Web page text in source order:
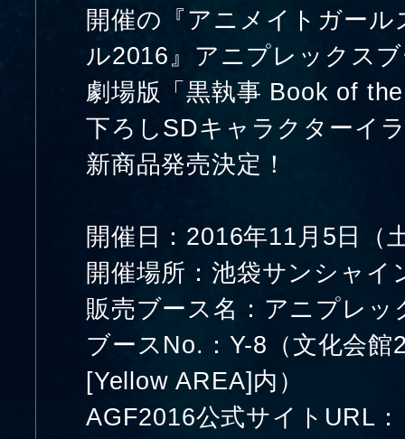
開催の『アニメイトガー
ル2016』アニプレックス
劇場版「黒執事 Book of
下ろしSDキャラクターイ
新商品発売決定！
開催日：2016年11月5日（
開催場所：池袋サンシャイ
販売ブース名：アニプレッ
ブースNo.：Y-8（文化会館
[Yellow AREA]内）
AGF2016公式サイトURL：